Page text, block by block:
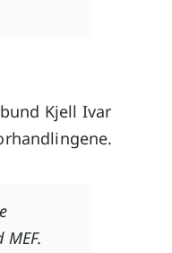
Kjell Ivar